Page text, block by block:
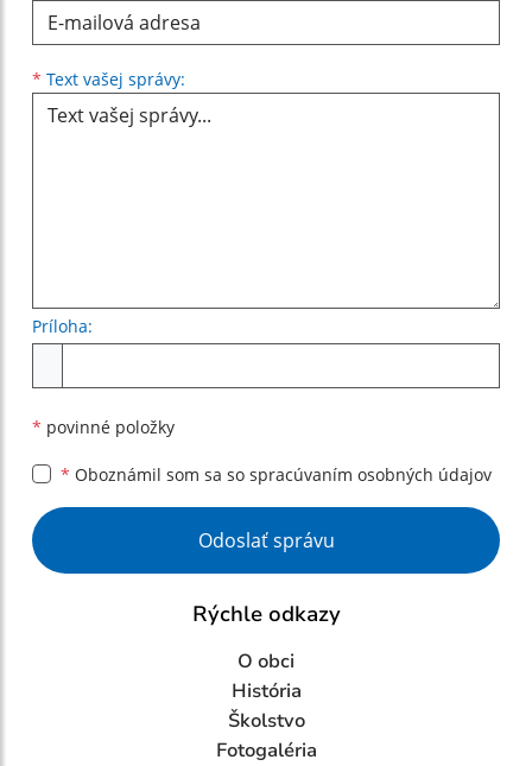
* Text vašej správy:
Príloha:
* povinné položky
* Oboznámil som sa so spracúvaním osobných údajov
Google reCaptcha Response
Odoslať správu
Rýchle odkazy
O obci
História
Školstvo
Fotogaléria